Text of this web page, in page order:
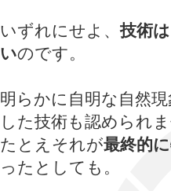
いずれにせよ、技術
いのです。
明らかに自明な自然
した技術も認められ
たとえそれが最終的
ったとしても。